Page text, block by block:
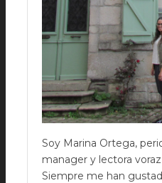
Soy Marina Ortega,
manager y lectora
Siempre me han